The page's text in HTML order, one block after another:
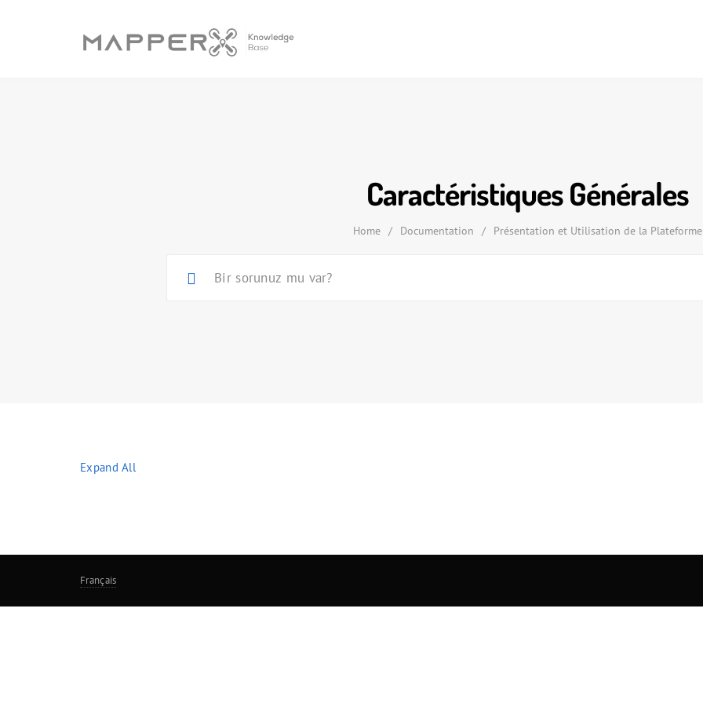
Caractéristiques Générales
Home / Documentation / Présentation et Utilisation de la Plateforme
Expand All
Français